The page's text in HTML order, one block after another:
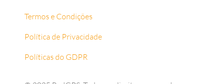
Termos e Condições
Política de Privacidade
Políticas do GDPR